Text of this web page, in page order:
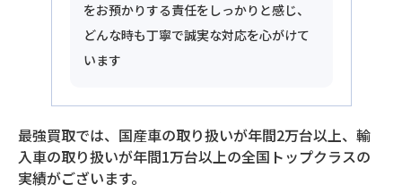
をお預かりする責任をしっかりと感じ、
どんな時も丁寧で誠実な対応を心がけて
います
最強買取では、国産車の取り扱いが年間2万台以上、輸
入車の取り扱いが年間1万台以上の全国トップクラスの
実績がございます。